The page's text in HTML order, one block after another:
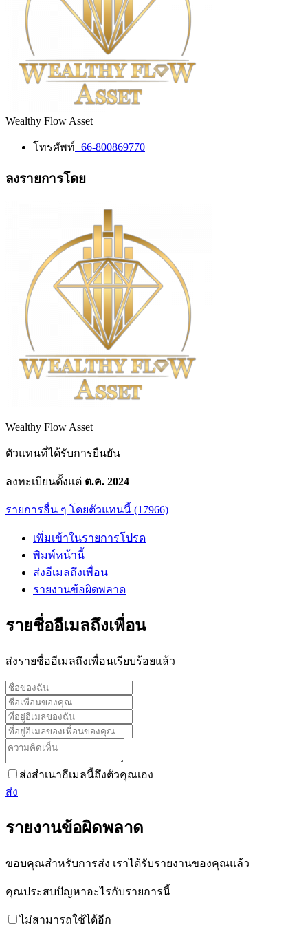
Wealthy Flow Asset
โทรศัพท์+66-800869770
ลงรายการโดย
Wealthy Flow Asset
ตัวแทนที่ได้รับการยืนยัน
ลงทะเบียนตั้งแต่ ต.ค. 2024
รายการอื่น ๆ โดยตัวแทนนี้ (17966)
เพิ่มเข้าในรายการโปรด
พิมพ์หน้านี้
ส่งอีเมลถึงเพื่อน
รายงานข้อผิดพลาด
รายชื่ออีเมลถึงเพื่อน
ส่งรายชื่ออีเมลถึงเพื่อนเรียบร้อยแล้ว
ส่งสำเนาอีเมลนี้ถึงตัวคุณเอง
ส่ง
รายงานข้อผิดพลาด
ขอบคุณสำหรับการส่ง เราได้รับรายงานของคุณแล้ว
คุณประสบปัญหาอะไรกับรายการนี้
ไม่สามารถใช้ได้อีก